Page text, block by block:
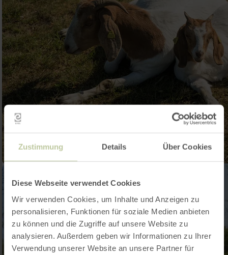
Zustimmung Details Über Cookies
Diese Webseite verwendet Cookies
Wir verwenden Cookies, um Inhalte und Anzeigen zu
personalisieren, Funktionen für soziale Medien anbieten
zu können und die Zugriffe auf unsere Website zu
analysieren. Außerdem geben wir Informationen zu Ihrer
Verwendung unserer Website an unsere Partner für